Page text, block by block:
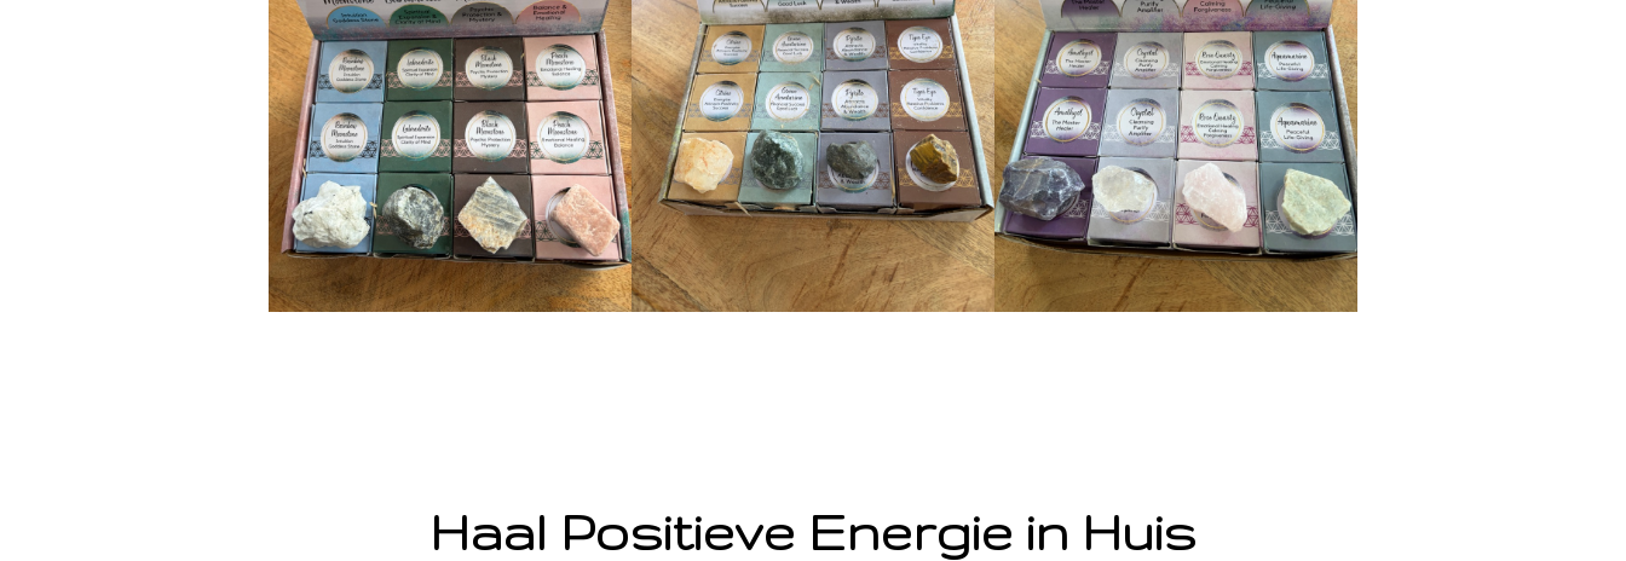
Haal Positieve Energie in Huis